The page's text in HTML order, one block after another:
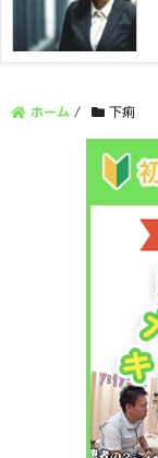
ホーム / 下痢